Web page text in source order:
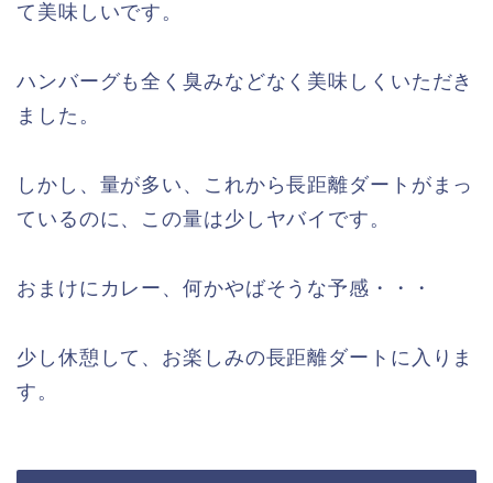
て美味しいです。
ハンバーグも全く臭みなどなく美味しくいただき
ました。
しかし、量が多い、これから長距離ダートがまっ
ているのに、この量は少しヤバイです。
おまけにカレー、何かやばそうな予感・・・
少し休憩して、お楽しみの長距離ダートに入りま
す。